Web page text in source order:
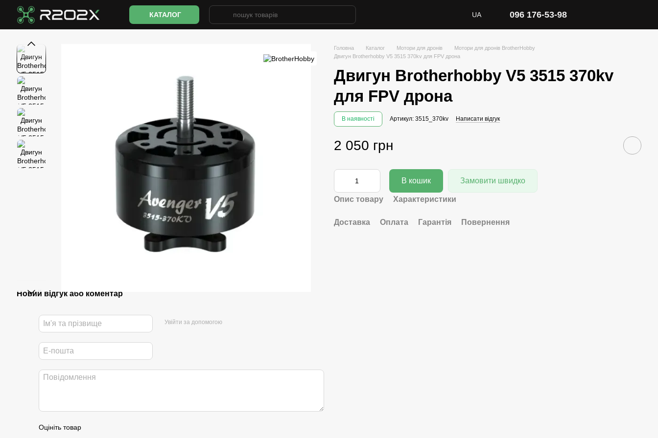
Перейти до основного контенту
КАТАЛОГ
UA 096 176-53-98
Новий відгук або коментар
Увійти за допомогою
Оцініть товар
Головна Каталог Мотори для дронів
Мотори для дронів BrotherHobby
Двигун Brotherhobby V5 3515 370kv для FPV дрона
Двигун Brotherhobby V5 3515 370kv
для FPV дрона
В наявності Артикул: 3515_370kv Написати відгук
2 050 грн
В кошик Замовити швидко
Опис товару Характеристики
Доставка Оплата Гарантія Повернення